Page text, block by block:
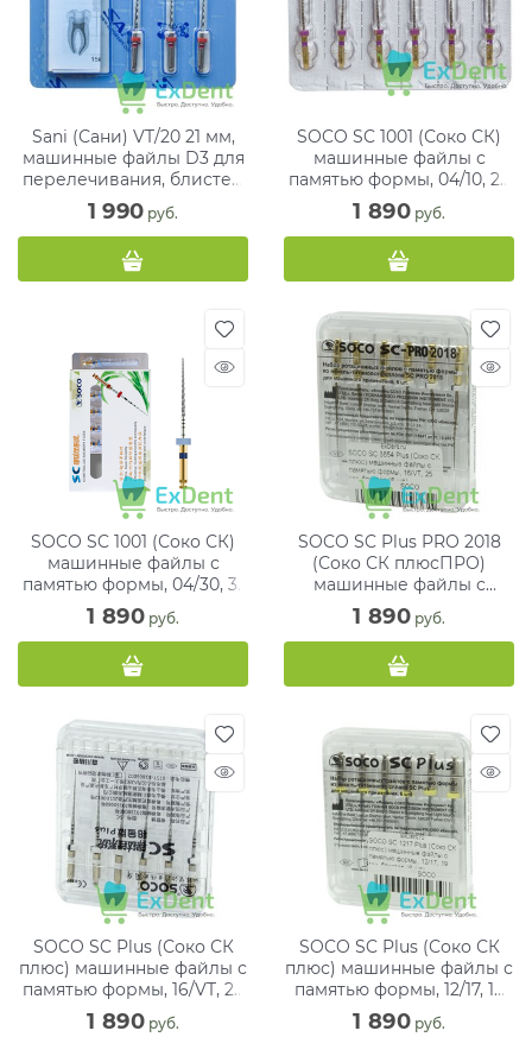
Sani (Сани) VT/20 21 мм,
машинные файлы D3 для
перелечивания, блистер
(3 шт)
1 990 руб.
SOCO SC 1001 (Соко СК)
машинные файлы с
памятью формы, 04/10, 25
мм, блистер (6 шт)
1 890 руб.
SOCO SC 1001 (Соко СК)
машинные файлы с
памятью формы, 04/30, 31
мм, блистер (6 шт)
1 890 руб.
SOCO SC Plus PRO 2018
(Соко СК плюсПРО)
машинные файлы с
памятью формы, 16/VT, 25
мм, белые (6 шт)
1 890 руб.
SOCO SC Plus (Соко СК
плюс) машинные файлы с
памятью формы, 16/VT, 25
мм, белый, блистер (6 шт)
1 890 руб.
SOCO SC Plus (Соко СК
плюс) машинные файлы с
памятью формы, 12/17, 19
мм, блистер (6 шт)
1 890 руб.